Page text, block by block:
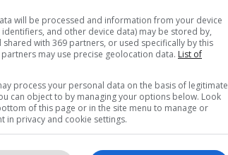
as për detyrimet sipas
Telegrafi/
will be processed and information from your device
and other device data) may be stored by,
shared with 369 partners, or used specifically by this
may use precise geolocation data. List of
process your personal data on the basis of legitimate
can object to by managing your options below. Look
of this page or in the site menu to manage or
in privacy and cookie settings.